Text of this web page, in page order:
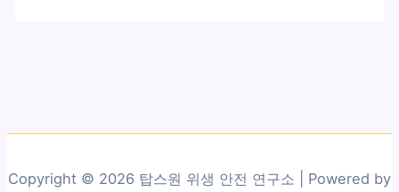
Copyright © 2026 탑스원 위생 안전 연구소 | Powered by